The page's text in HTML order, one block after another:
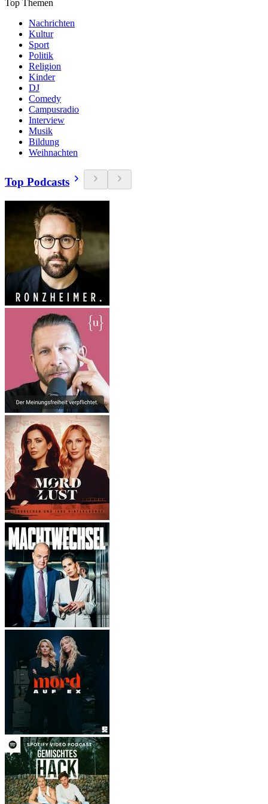
Top Themen
Nachrichten
Kultur
Sport
Politik
Religion
Kinder
DJ
Comedy
Campusradio
Interview
Musik
Bildung
Weihnachten
Top Podcasts